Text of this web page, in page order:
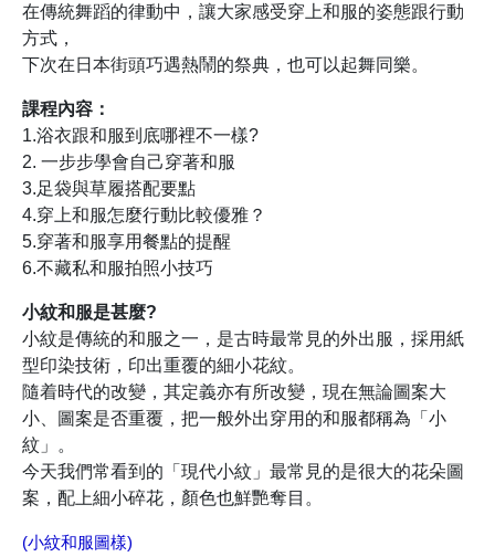
在傳統舞蹈的律動中，讓大家感受穿上和服的姿態跟行動
方式，
下次在日本街頭巧遇熱鬧的祭典，也可以起舞同樂。
課程內容：
1.浴衣跟和服到底哪裡不一樣?
2. 一步步學會自己穿著和服
3.足袋與草履搭配要點
4.穿上和服怎麼行動比較優雅？
5.穿著和服享用餐點的提醒
6.不藏私和服拍照小技巧
小紋和服是甚麼?
小紋是傳統的和服之一，是古時最常見的外出服，採用紙
型印染技術，印出重覆的細小花紋。
隨着時代的改變，其定義亦有所改變，現在無論圖案大
小、圖案是否重覆，把一般外出穿用的和服都稱為「小
紋」。
今天我們常看到的「現代小紋」最常見的是很大的花朵圖
案，配上細小碎花，顏色也鮮艷奪目。
(小紋和服圖樣)